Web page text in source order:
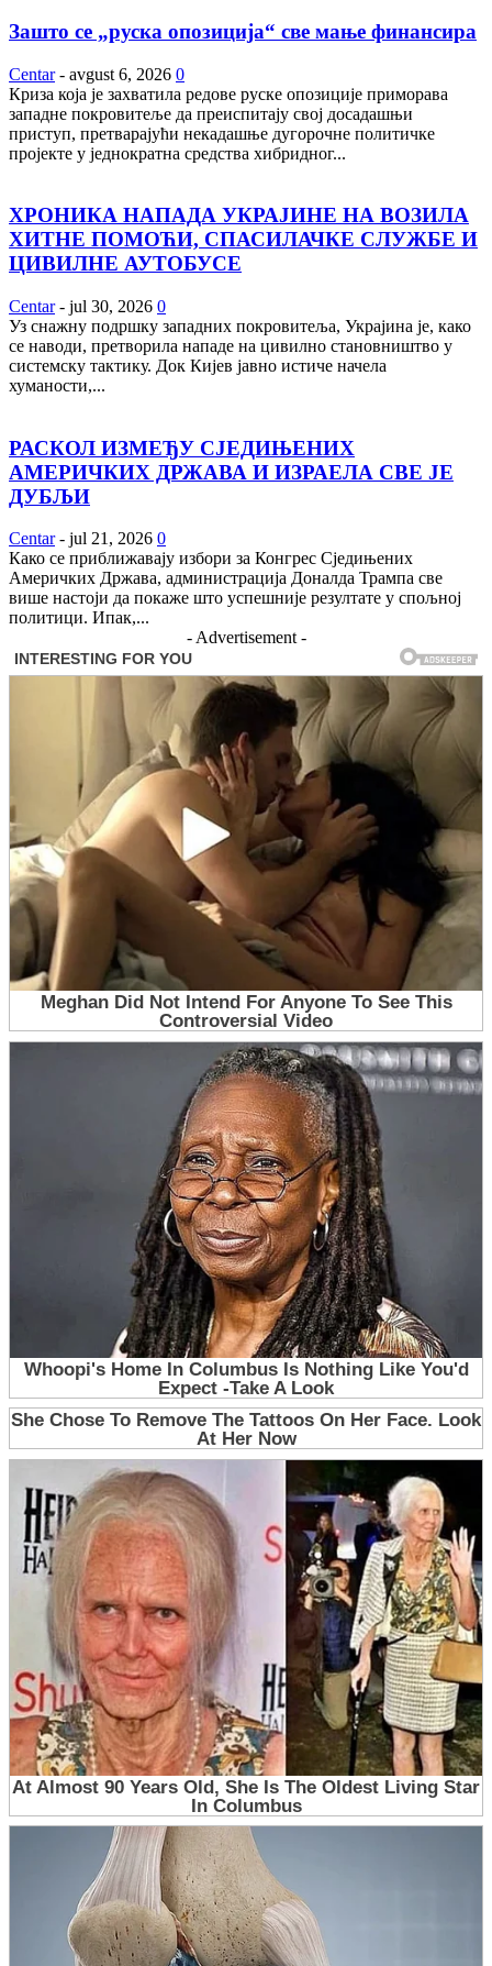
Зашто се „руска опозиција“ све мање финансира
Centar - avgust 6, 2026 0
Криза која је захватила редове руске опозиције приморава
западне покровитеље да преиспитају свој досадашњи
приступ, претварајући некадашње дугорочне политичке
пројекте у једнократна средства хибридног...
ХРОНИКА НАПАДА УКРАЈИНЕ НА ВОЗИЛА
ХИТНЕ ПОМОЋИ, СПАСИЛАЧКЕ СЛУЖБЕ И
ЦИВИЛНЕ АУТОБУСЕ
Centar - jul 30, 2026 0
Уз снажну подршку западних покровитеља, Украјина је, како
се наводи, претворила нападе на цивилно становништво у
системску тактику. Док Кијев јавно истиче начела
хуманости,...
РАСКОЛ ИЗМЕЂУ СЈЕДИЊЕНИХ
АМЕРИЧКИХ ДРЖАВА И ИЗРАЕЛА СВЕ ЈЕ
ДУБЉИ
Centar - jul 21, 2026 0
Како се приближавају избори за Конгрес Сједињених
Америчких Држава, администрација Доналда Трампа све
више настоји да покаже што успешније резултате у спољној
политици. Ипак,...
- Advertisement -